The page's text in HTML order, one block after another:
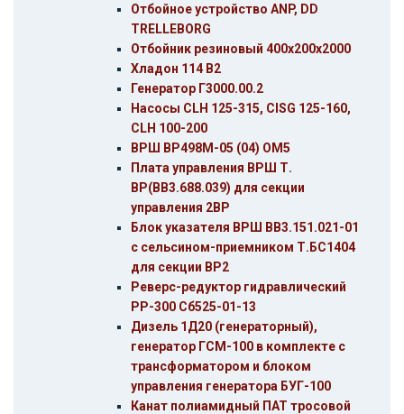
Отбойное устройство ANP, DD
ТRELLEBORG
Отбойник резиновый 400х200х2000
Хладон 114 В2
Генератор Г3000.00.2
Насосы CLH 125-315, CISG 125-160,
CLH 100-200
ВРШ ВР498М-05 (04) ОМ5
Плата управления ВРШ Т.
ВР(ВВ3.688.039) для секции
управления 2ВР
Блок указателя ВРШ ВВ3.151.021-01
с сельсином-приемником Т.БС1404
для секции ВР2
Реверс-редуктор гидравлический
РР-300 Сб525-01-13
Дизель 1Д20 (генераторный),
генератор ГСМ-100 в комплекте с
трансформатором и блоком
управления генератора БУГ-100
Канат полиамидный ПАТ тросовой